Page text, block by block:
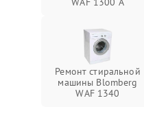
Ремонт стиральной
машины Blomberg
WAF 1340